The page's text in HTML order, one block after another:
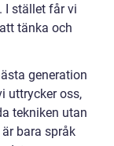
I stället får vi
tänka och
generation
uttrycker oss,
tekniken utan
bara språk